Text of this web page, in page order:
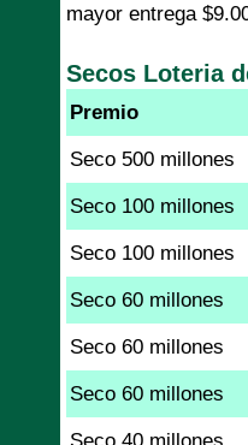
mayor entrega
Secos Loteria
Premio
Seco 500 millones
Seco 100 millones
Seco 100 millones
Seco 60 millones
Seco 60 millones
Seco 60 millones
Seco 40 millones